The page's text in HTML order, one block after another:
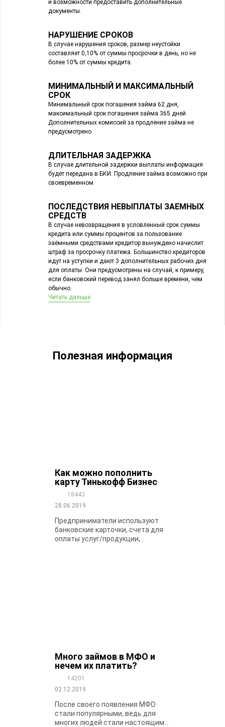
и возможности предоставить дополнительные
документы.
НАРУШЕНИЕ СРОКОВ
В случае нарушения сроков, размер неустойки
составляет 0,10% от суммы просрочки в день, но не
более 10% от суммы кредита.
МИНИМАЛЬНЫЙ И МАКСИМАЛЬНЫЙ
СРОК
Минимальный срок погашения займа 62 дня,
максимальный срок погашения займа 365 дней.
Дополнительных комиссий за продление займа не
предусмотрено.
ДЛИТЕЛЬНАЯ ЗАДЕРЖКА
В случае длительной задержки выплаты информация
будет передана в БКИ. Продление займа возможно при
своевременном
ПОСЛЕДСТВИЯ НЕВЫПЛАТЫ ЗАЕМНЫХ
СРЕДСТВ
В случае невозвращения в условленный срок суммы
кредита или суммы процентов за пользование
заёмными средствами кредитор вынуждено начислит
штраф за просрочку платежа. Большинство кредиторов
идут на уступки и дают 3 дополнительных рабочих дня
для оплаты. Они предусмотрены на случай, к примеру,
если банковский перевод занял больше времени, чем
обычно.
Читать дальше
Полезная информация
Как можно пополнить
карту Тинькофф Бизнес
18443
28.06.2019
Предприниматели используют
банковские карточки, счета для
оплаты услуг/продукции,...
Много займов в МФО и
нечем их платить?
14201
02.12.2019
После своего появления МФО
стали популярными, ведь для
многих людей стали настоящим...